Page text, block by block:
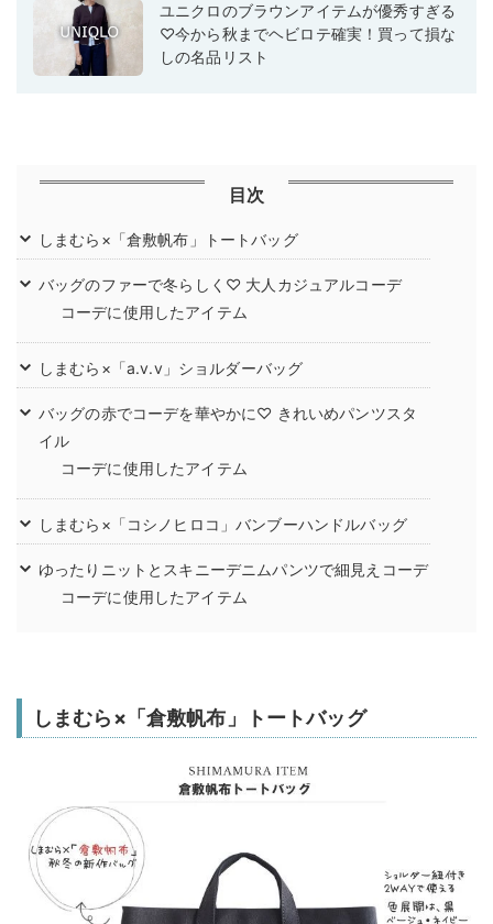
ユニクロのブラウンアイテムが優秀すぎる
♡今から秋までヘビロテ確実！買って損な
しの名品リスト
目次
しまむら×「倉敷帆布」トートバッグ
バッグのファーで冬らしく♡ 大人カジュアルコーデ
コーデに使用したアイテム
しまむら×「a.v.v」ショルダーバッグ
バッグの赤でコーデを華やかに♡ きれいめパンツスタ
イル
コーデに使用したアイテム
しまむら×「コシノヒロコ」バンブーハンドルバッグ
ゆったりニットとスキニーデニムパンツで細見えコーデ
コーデに使用したアイテム
しまむら×「倉敷帆布」トートバッグ